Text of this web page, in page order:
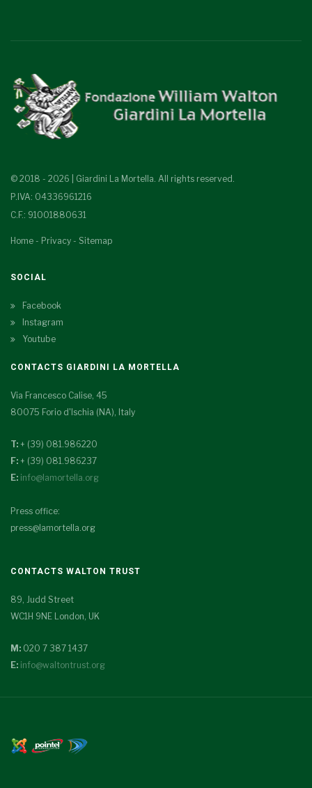
© 2018 - 2026 | Giardini La Mortella. All rights reserved.
P.IVA: 04336961216
C.F.: 91001880631
Home - Privacy - Sitemap
SOCIAL
Facebook
Instagram
Youtube
CONTACTS GIARDINI LA MORTELLA
Via Francesco Calise, 45
80075 Forio d'Ischia (NA), Italy
T: + (39) 081.986220
F: + (39) 081.986237
E: info@lamortella.org
Press office:
press@lamortella.org
CONTACTS WALTON TRUST
89, Judd Street
WC1H 9NE London, UK
M: 020 7 387 1437
E: info@waltontrust.org